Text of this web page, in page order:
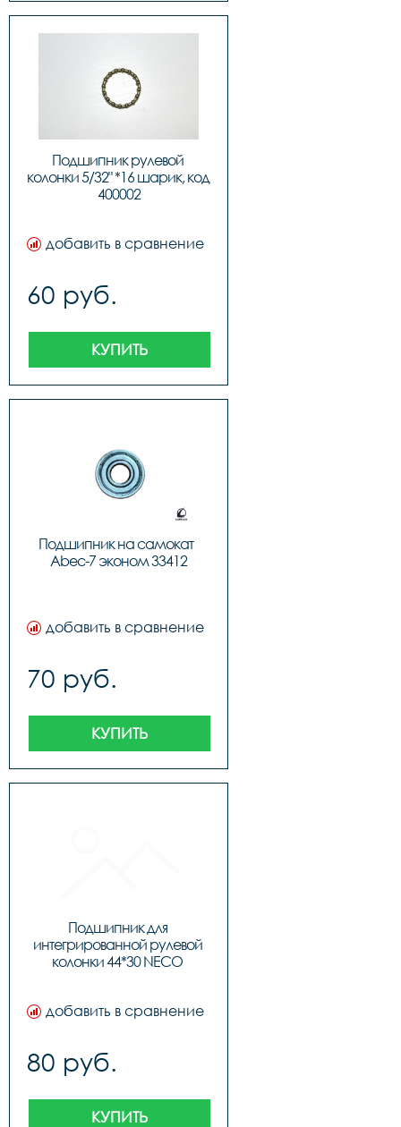
Подшипник рулевой
колонки 5/32" *16 шарик, код
400002
добавить в сравнение
60 руб.
КУПИТЬ
Подшипник на самокат
Abec-7 эконом 33412
добавить в сравнение
70 руб.
КУПИТЬ
Подшипник для
интегрированной рулевой
колонки 44*30 NECO
добавить в сравнение
80 руб.
КУПИТЬ